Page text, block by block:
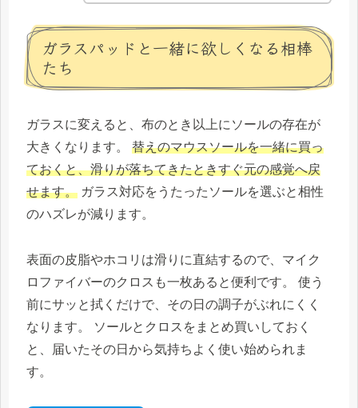
ガラスパッドと一緒に欲しくなる相棒
たち
ガラスに変えると、布のとき以上にソールの存在が
大きくなります。 替えのマウスソールを一緒に買っ
ておくと、滑りが落ちてきたときすぐ元の感覚へ戻
せます。 ガラス対応をうたったソールを選ぶと相性
のハズレが減ります。
表面の皮脂やホコリは滑りに直結するので、マイク
ロファイバーのクロスも一枚あると便利です。 使う
前にサッと拭くだけで、その日の調子がぶれにくく
なります。 ソールとクロスをまとめ買いしておく
と、届いたその日から気持ちよく使い始められま
す。